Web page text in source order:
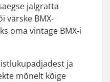
jalgratta
värske BMX-
oma vintage BMX-i
ja
mõnelt kõige